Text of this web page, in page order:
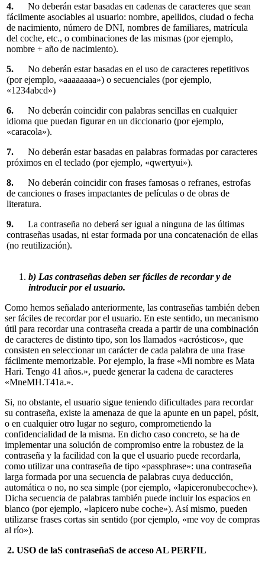
4. No deberán estar basadas en cadenas de caracteres que sean
fácilmente asociables al usuario: nombre, apellidos, ciudad o fecha
de nacimiento, número de DNI, nombres de familiares, matrícula
del coche, etc., o combinaciones de las mismas (por ejemplo,
nombre + año de nacimiento).
5. No deberán estar basadas en el uso de caracteres repetitivos
(por ejemplo, «aaaaaaaa») o secuenciales (por ejemplo,
«1234abcd»)
6. No deberán coincidir con palabras sencillas en cualquier
idioma que puedan figurar en un diccionario (por ejemplo,
«caracola»).
7. No deberán estar basadas en palabras formadas por caracteres
próximos en el teclado (por ejemplo, «qwertyui»).
8. No deberán coincidir con frases famosas o refranes, estrofas
de canciones o frases impactantes de películas o de obras de
literatura.
9. La contraseña no deberá ser igual a ninguna de las últimas
contraseñas usadas, ni estar formada por una concatenación de ellas
(no reutilización).
b) Las contraseñas deben ser fáciles de recordar y de
introducir por el usuario.
Como hemos señalado anteriormente, las contraseñas también deben
ser fáciles de recordar por el usuario. En este sentido, un mecanismo
útil para recordar una contraseña creada a partir de una combinación
de caracteres de distinto tipo, son los llamados «acrósticos», que
consisten en seleccionar un carácter de cada palabra de una frase
fácilmente memorizable. Por ejemplo, la frase «Mi nombre es Mata
Hari. Tengo 41 años.», puede generar la cadena de caracteres
«MneMH.T41a.».
Si, no obstante, el usuario sigue teniendo dificultades para recordar
su contraseña, existe la amenaza de que la apunte en un papel, pósit,
o en cualquier otro lugar no seguro, comprometiendo la
confidencialidad de la misma. En dicho caso concreto, se ha de
implementar una solución de compromiso entre la robustez de la
contraseña y la facilidad con la que el usuario puede recordarla,
como utilizar una contraseña de tipo «passphrase»: una contraseña
larga formada por una secuencia de palabras cuya deducción,
automática o no, no sea simple (por ejemplo, «lapiceronubecoche»).
Dicha secuencia de palabras también puede incluir los espacios en
blanco (por ejemplo, «lapicero nube coche»). Así mismo, pueden
utilizarse frases cortas sin sentido (por ejemplo, «me voy de compras
al río»).
2. USO de laS contraseñaS de acceso AL PERFIL